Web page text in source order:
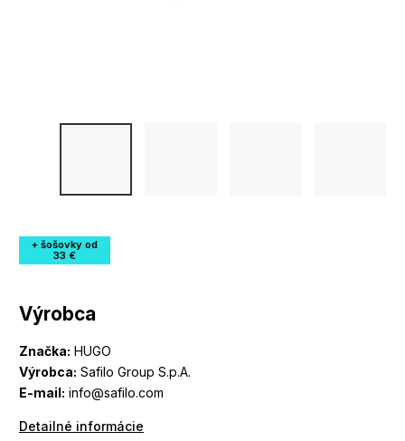
Výrobca
Značka: HUGO
Výrobca: Safilo Group S.p.A.
E-mail: info@safilo.com
Detailné informácie
+ šošovky od
33 €